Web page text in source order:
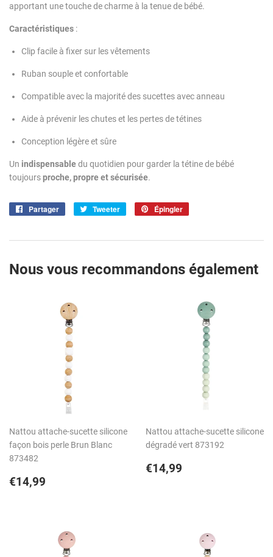
apportant une touche de charme à la tenue de bébé.
Caractéristiques :
Clip facile à fixer sur les vêtements
Ruban souple et confortable
Compatible avec la majorité des sucettes avec anneau
Aide à prévenir les chutes et les pertes de tétines
Conception légère et sûre
Un indispensable du quotidien pour garder la tétine de bébé
toujoursproche, propre et sécurisée.
Partager
PartagerTweeter
Tweeter
Épingler
Nous vous recommandons également
Nattou attache-sucette silicone
façon bois perle Brun Blanc
873482
Prix
€14,99
Nattou attache-sucette silicone
dégradé vert 873192
Prix
€14,99